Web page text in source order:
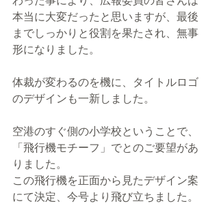
本当に大変だったと思いますが、最後
までしっかりと役割を果たされ、無事
形になりました。
体裁が変わるのを機に、タイトルロゴ
のデザインも一新しました。
空港のすぐ側の小学校ということで、
「飛行機モチーフ」でとのご要望があ
りました。
この飛行機を正面から見たデザイン案
にて決定、今号より飛び立ちました。